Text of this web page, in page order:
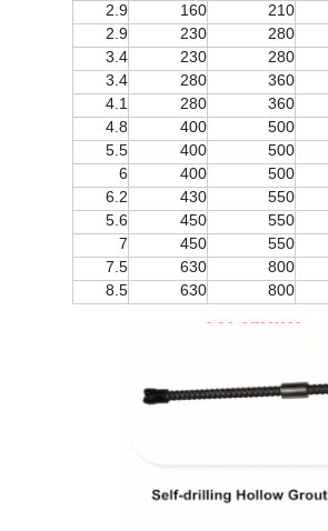
210
160
2.9
280
230
2.9
280
230
3.4
360
280
3.4
360
280
4.1
500
400
4.8
500
400
5.5
500
400
6
550
430
6.2
550
450
5.6
550
450
7
800
630
7.5
800
630
8.5